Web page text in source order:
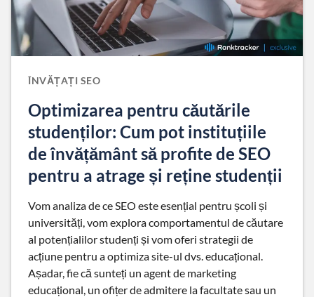
ÎNVĂȚAȚI SEO
Optimizarea pentru căutările
studenților: Cum pot instituțiile
de învățământ să profite de SEO
pentru a atrage și reține studenții
Vom analiza de ce SEO este esențial pentru școli și
universități, vom explora comportamentul de căutare
al potențialilor studenți și vom oferi strategii de
acțiune pentru a optimiza site-ul dvs. educațional.
Așadar, fie că sunteți un agent de marketing
educațional, un ofițer de admitere la facultate sau un